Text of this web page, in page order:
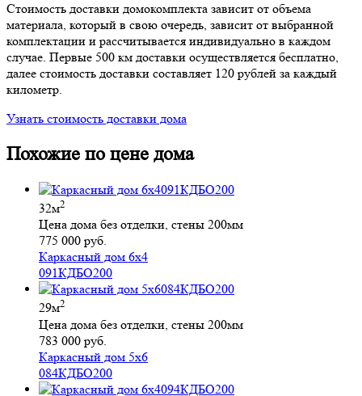
Стоимость доставки домокомплекта зависит от объема
материала, который в свою очередь, зависит от выбранной
комплектации и рассчитывается индивидуально в каждом
случае. Первые 500 км доставки осуществляется бесплатно,
далее стоимость доставки составляет 120 рублей за каждый
километр.
Узнать стоимость доставки дома
Похожие по цене дома
32м2
Цена дома без отделки, стены 200мм
775 000 руб.
Каркасный дом 6х4
091КДБО200
29м2
Цена дома без отделки, стены 200мм
783 000 руб.
Каркасный дом 5х6
084КДБО200